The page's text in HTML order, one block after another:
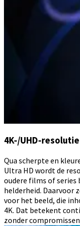
4K-/UHD-resolutie
Qua scherpte en
Ultra HD wordt de
oudere films of
helderheid. Daarvoor
voor het beeld, die
4K. Dat betekent
zonder